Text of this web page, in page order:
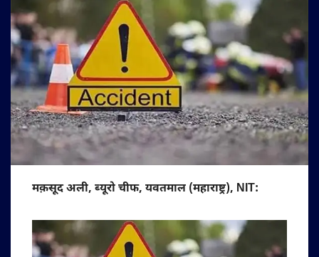
मक़सूद अली, ब्यूरो चीफ, यवतमाल (महाराष्ट्र), NIT: